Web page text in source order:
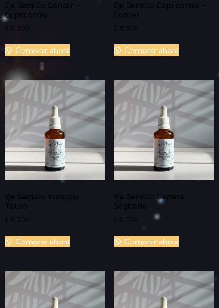
Eje Semilla Cancer –
Capricornio
$ 31.500
Comprar ahora
Eje Semilla Capricornio –
Cancer
$ 31.500
Comprar ahora
Eje Semilla Escorpio –
Tauro
$ 31.500
Comprar ahora
Eje Semilla Geminis –
Sagitario
$ 31.500
Comprar ahora